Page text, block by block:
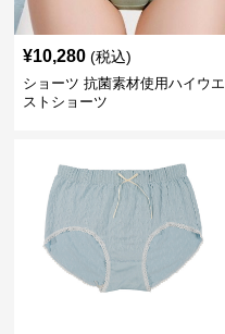
¥10,280 (税込)
ショーツ 抗菌素材使用ハイウエ
ストショーツ